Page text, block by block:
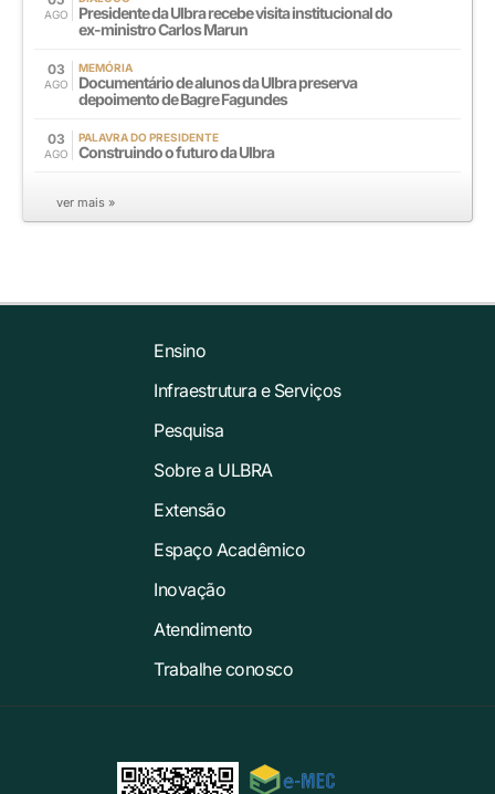
AGO
Presidente da Ulbra recebe visita institucional do
ex-ministro Carlos Marun
03
AGO
MEMÓRIA
Documentário de alunos da Ulbra preserva
depoimento de Bagre Fagundes
03
AGO
PALAVRA DO PRESIDENTE
Construindo o futuro da Ulbra
ver mais »
Ensino
Infraestrutura e Serviços
Pesquisa
Sobre a ULBRA
Extensão
Espaço Acadêmico
Inovação
Atendimento
Trabalhe conosco